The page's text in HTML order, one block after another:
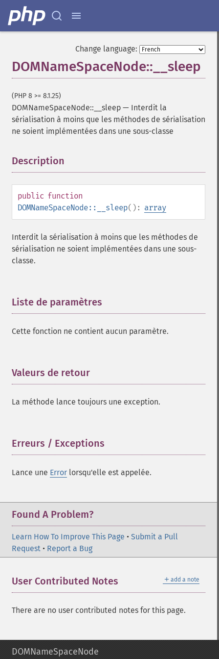
Change language:
DOMNameSpaceNode::__sleep
(PHP 8 >= 8.1.25)
DOMNameSpaceNode::__sleep — Interdit la
sérialisation à moins que les méthodes de sérialisation
ne soient implémentées dans une sous-classe
Description
public function
DOMNameSpaceNode::__sleep(): array
Interdit la sérialisation à moins que les méthodes de
sérialisation ne soient implémentées dans une sous-
classe.
Liste de paramètres
Cette fonction ne contient aucun paramètre.
Valeurs de retour
La méthode lance toujours une exception.
Erreurs / Exceptions
Lance une Error lorsqu'elle est appelée.
Found A Problem?
Learn How To Improve This Page • Submit a Pull
Request • Report a Bug
＋ add a note
User Contributed Notes
There are no user contributed notes for this page.
DOMNameSpaceNode